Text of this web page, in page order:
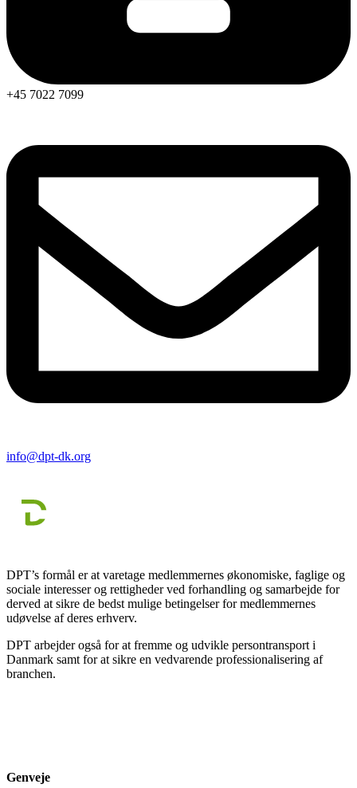
+45 7022 7099
info@dpt-dk.org
DPT’s formål er at varetage medlemmernes økonomiske, faglige og
sociale interesser og rettigheder ved forhandling og samarbejde for
derved at sikre de bedst mulige betingelser for medlemmernes
udøvelse af deres erhverv.
DPT arbejder også for at fremme og udvikle persontransport i
Danmark samt for at sikre en vedvarende professionalisering af
branchen.
Genveje